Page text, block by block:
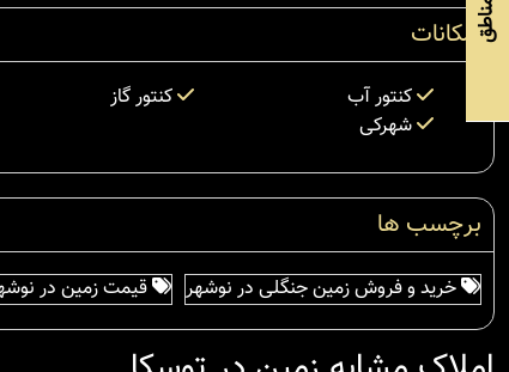
امکانات
کنتور آب کنتور گاز
شهرکی
برچسب ها
خرید و فروش زمین جنگلی در نوشهر قیمت زمین در
مناطق